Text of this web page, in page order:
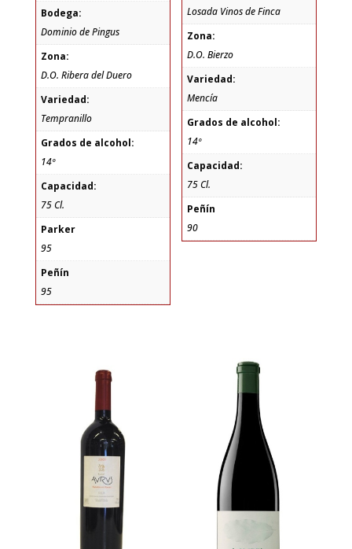
Bodega:
Dominio de Pingus
Zona:
D.O. Ribera del Duero
Variedad:
Tempranillo
Grados de alcohol:
14º
Capacidad:
75 Cl.
Parker
95
Peñín
95
Losada Vinos de Finca
Zona:
D.O. Bierzo
Variedad:
Mencía
Grados de alcohol:
14º
Capacidad:
75 Cl.
Peñín
90